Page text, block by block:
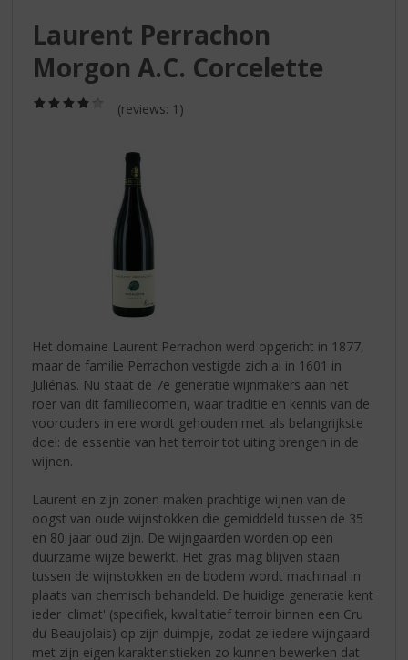
Laurent Perrachon
Morgon A.C. Corcelette
/
(reviews: 1)
Het domaine Laurent Perrachon werd opgericht in 1877,
maar de familie Perrachon vestigde zich al in 1601 in
Juliénas. Nu staat de 7e generatie wijnmakers aan het
roer van dit familiedomein, waar traditie en kennis van de
voorouders in ere wordt gehouden met als belangrijkste
doel: de essentie van het terroir tot uiting brengen in de
wijnen.
Laurent en zijn zonen maken prachtige wijnen van de
oogst van oude wijnstokken die gemiddeld tussen de 35
en 80 jaar oud zijn. De wijngaarden worden op een
duurzame wijze bewerkt. Het gras mag blijven staan
tussen de wijnstokken en de bodem wordt machinaal in
plaats van chemisch behandeld. De huidige generatie kent
ieder 'climat' (specifiek, kwalitatief terroir binnen een Cru
du Beaujolais) op zijn duimpje, zodat ze iedere wijngaard
met zijn eigen karakteristieken zo kunnen bewerken dat